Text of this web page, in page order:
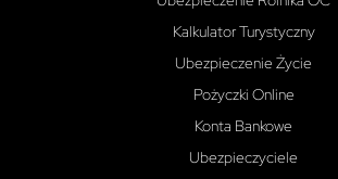
Kalkulator Turystyczny
Ubezpieczenie Życie
Pożyczki Online
Konta Bankowe
Ubezpieczyciele